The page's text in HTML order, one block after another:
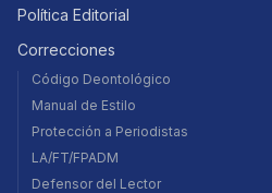
Política Editorial
Correcciones
Código Deontológico
Manual de Estilo
Protección a Periodistas
LA/FT/FPADM
Defensor del Lector